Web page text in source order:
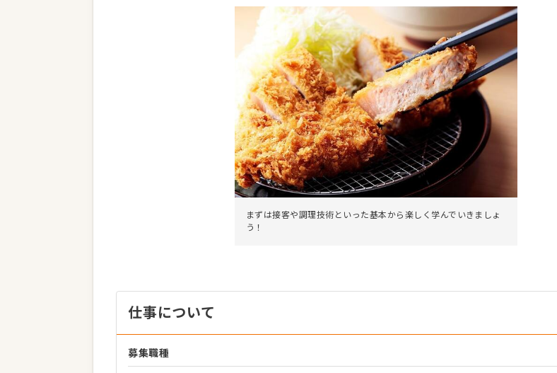
まずは接客や調理技術といった基本から楽しく学んでいきましょ
う！
仕事について
募集職種